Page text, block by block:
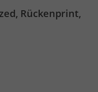
Rückenprint,